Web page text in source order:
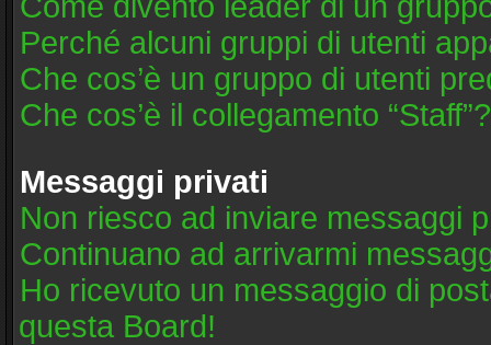
Perché alcuni gruppi di utenti
Che cos’è un gruppo di utenti
Che cos’è il collegamento “Staff”?
Messaggi privati
Non riesco ad inviare messaggi
Continuano ad arrivarmi
Ho ricevuto un messaggio di
questa Board!